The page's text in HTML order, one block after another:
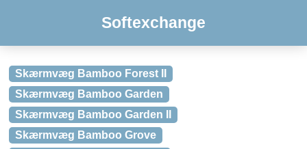
Softexchange
Skærmvæg Bamboo Forest II
Skærmvæg Bamboo Garden
Skærmvæg Bamboo Garden II
Skærmvæg Bamboo Grove